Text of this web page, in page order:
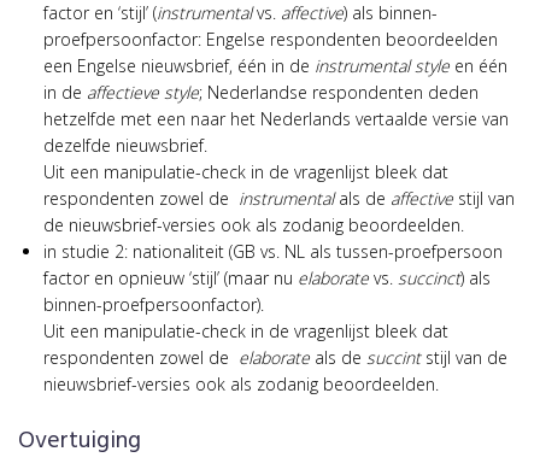
factor en ‘stijl’ (instrumentalvs. affective) als binnen-
proefpersoonfactor: Engelse respondenten beoordeelden
een Engelse nieuwsbrief, één in de instrumental style en één
in de affectieve style; Nederlandse respondenten deden
hetzelfde met een naar het Nederlands vertaalde versie van
dezelfde nieuwsbrief.
Uit een manipulatie-check in de vragenlijst bleek dat
respondenten zowel de instrumentalals de affective stijl van
de nieuwsbrief-versies ook als zodanig beoordeelden.
in studie 2: nationaliteit (GB vs. NL als tussen-proefpersoon
factor en opnieuw ‘stijl’ (maar nu elaborate vs. succinct) als
binnen-proefpersoonfactor).
Uit een manipulatie-check in de vragenlijst bleek dat
respondenten zowel de elaborate als de succintstijl van de
nieuwsbrief-versies ook als zodanig beoordeelden.
Overtuiging